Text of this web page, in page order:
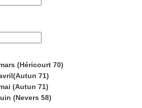
(Héricourt 70)
71)
(Autun 71)
(Nevers 58)